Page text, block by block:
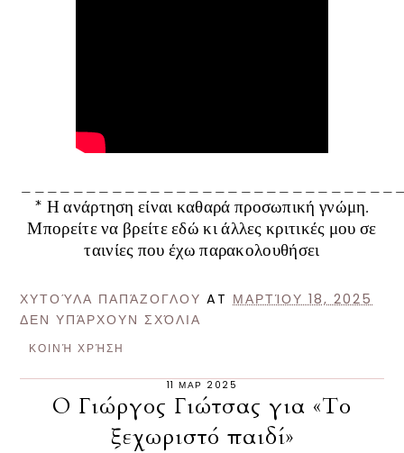
* Η ανάρτηση είναι καθαρά προσωπική γνώμη.
Μπορείτε να βρείτεεδώκι άλλες κριτικές μου σε
ταινίες που έχω παρακολουθήσει
ΧΥΤΟΎΛΑ ΠΑΠΆΖΟΓΛΟΥ AT ΜΑΡΤΊΟΥ 18, 2025
ΔΕΝ ΥΠΆΡΧΟΥΝ ΣΧΌΛΙΑ
ΚΟΙΝΉ ΧΡΉΣΗ
11 ΜΑΡ 2025
Ο Γιώργος Γιώτσας για «Το
ξεχωριστό παιδί»